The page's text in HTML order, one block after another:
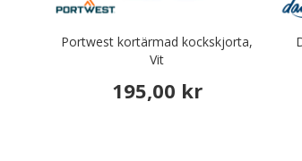
Tillbehör till arbetskläder
category: Kockkläder & Serveringskläder
Vårdkläder & Klinikkläder
Portwest kortärmad kockskjorta,
Vit
195,00 kr